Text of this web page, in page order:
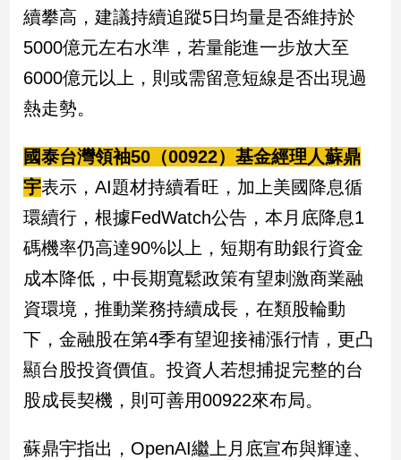
物
Pet
音
區
合
作
媒
體
投
稿
專
【我
續攀高，建議持續追蹤5日均量是否維持於
5000億元左右水準，若量能進一步放大至
6000億元以上，則或需留意短線是否出現過
熱走勢。
國泰台灣領袖50（00922）基金經理人蘇鼎
宇表示，AI題材持續看旺，加上美國降息循
環續行，根據FedWatch公告，本月底降息1
碼機率仍高達90%以上，短期有助銀行資金
成本降低，中長期寬鬆政策有望刺激商業融
資環境，推動業務持續成長，在類股輪動
下，金融股在第4季有望迎接補漲行情，更凸
顯台股投資價值。投資人若想捕捉完整的台
股成長契機，則可善用00922來布局。
蘇鼎宇指出，OpenAI繼上月底宣布與輝達、